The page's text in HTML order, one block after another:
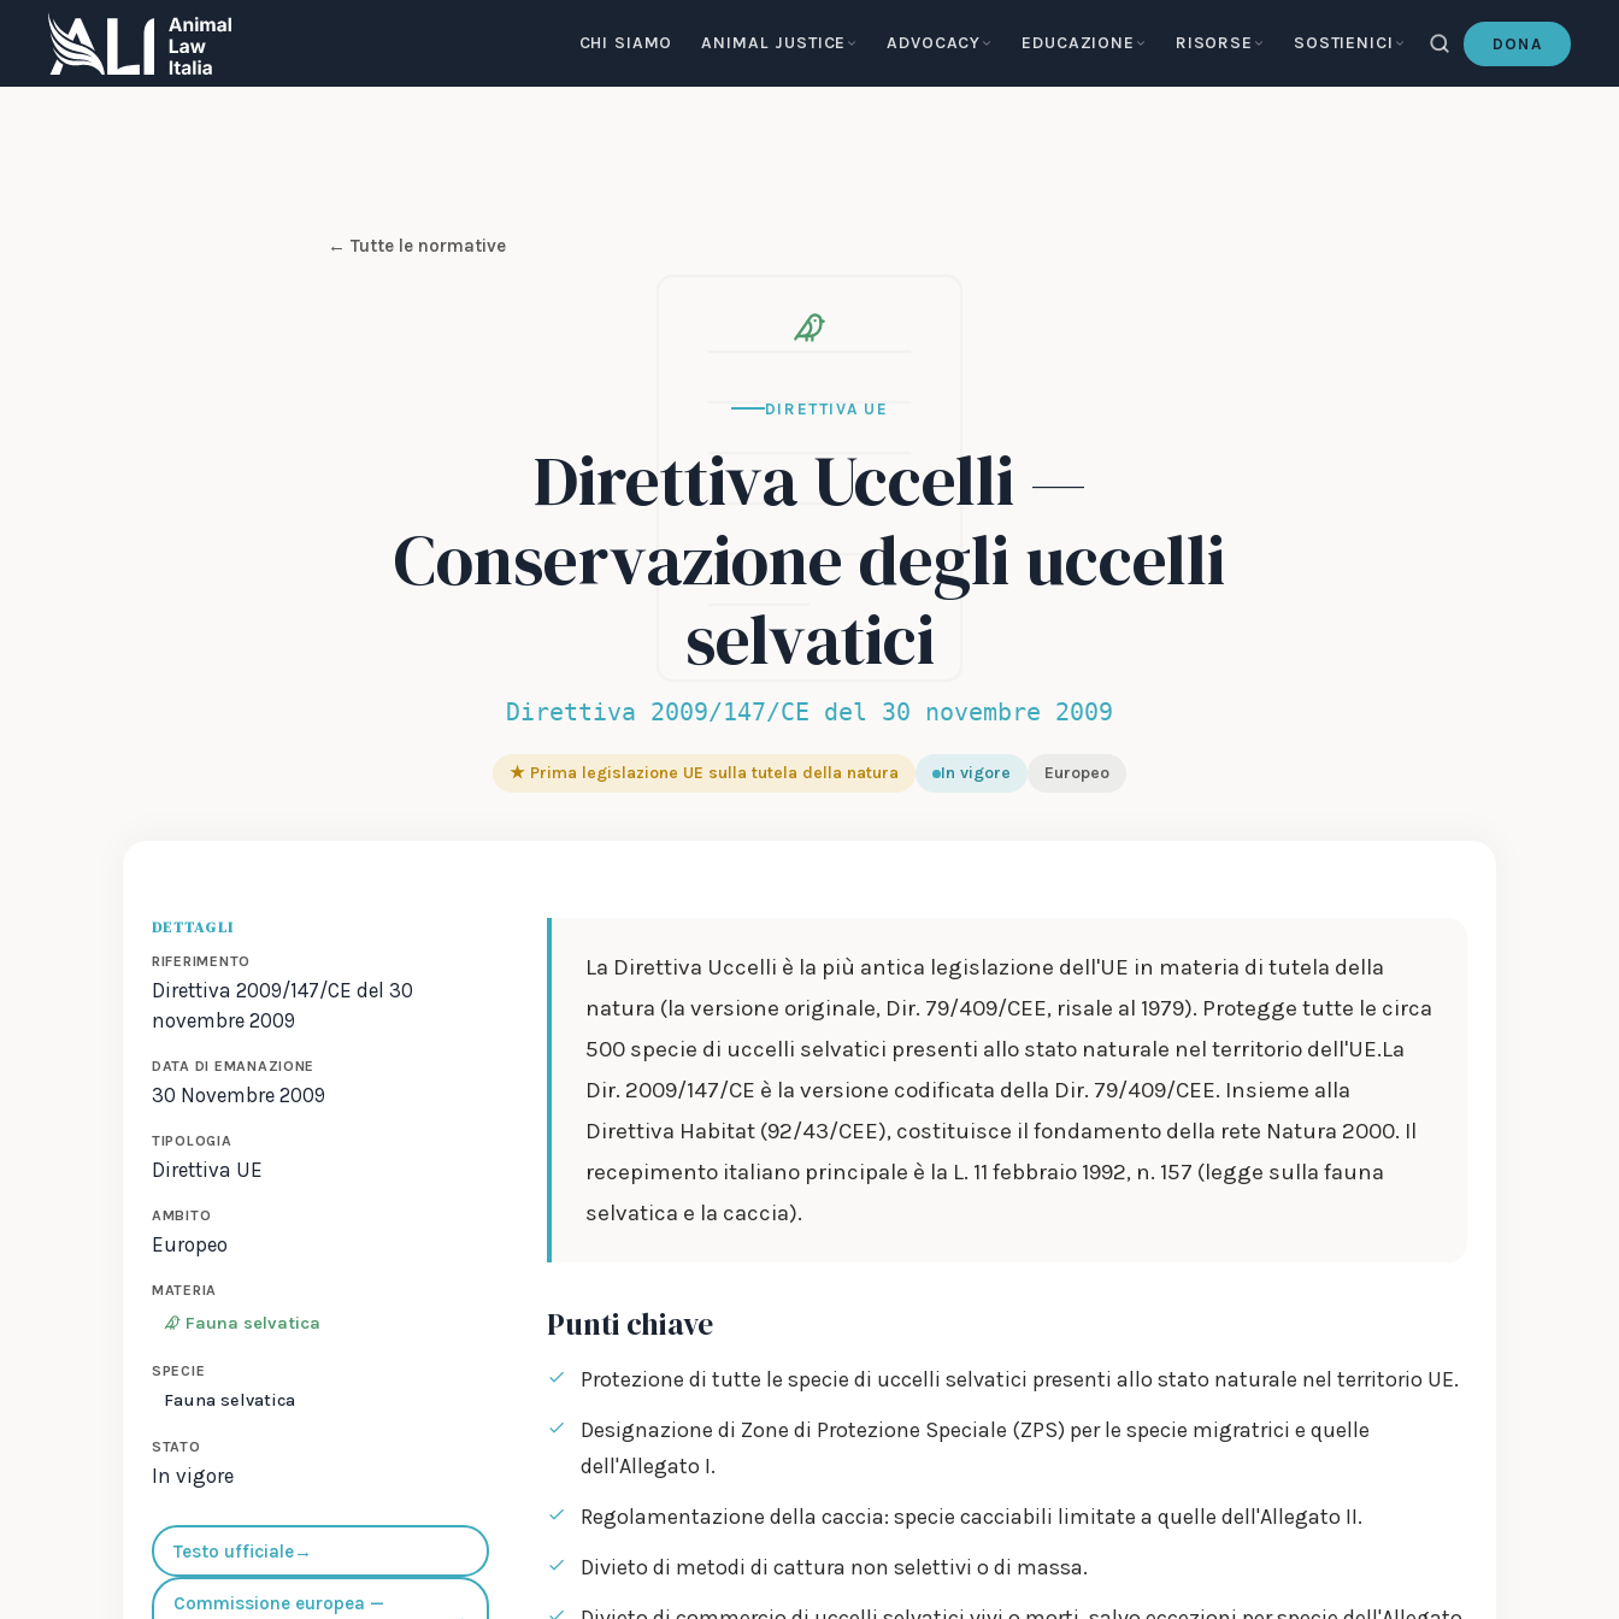
CHI SIAMO ANIMAL JUSTICE ADVOCACY EDUCAZIONE RISORSE SOSTIENICI DONA
← Tutte le normative
DIRETTIVA UE
Direttiva Uccelli —
Conservazione degli uccelli
selvatici
Direttiva 2009/147/CE del 30 novembre 2009
★ Prima legislazione UE sulla tutela della natura In vigore Europeo
DETTAGLI
RIFERIMENTO
Direttiva 2009/147/CE del 30
novembre 2009
DATA DI EMANAZIONE
30 Novembre 2009
TIPOLOGIA
Direttiva UE
AMBITO
Europeo
MATERIA
Fauna selvatica
SPECIE
Fauna selvatica
STATO
In vigore
Testo ufficiale→
Commissione europea —
La Direttiva Uccelli è la più antica legislazione dell'UE in materia di tutela della
natura (la versione originale, Dir. 79/409/CEE, risale al 1979). Protegge tutte le circa
500 specie di uccelli selvatici presenti allo stato naturale nel territorio dell'UE.La
Dir. 2009/147/CE è la versione codificata della Dir. 79/409/CEE. Insieme alla
Direttiva Habitat (92/43/CEE), costituisce il fondamento della rete Natura 2000. Il
recepimento italiano principale è la L. 11 febbraio 1992, n. 157 (legge sulla fauna
selvatica e la caccia).
Punti chiave
Protezione di tutte le specie di uccelli selvatici presenti allo stato naturale nel territorio UE.
Designazione di Zone di Protezione Speciale (ZPS) per le specie migratrici e quelle
dell'Allegato I.
Regolamentazione della caccia: specie cacciabili limitate a quelle dell'Allegato II.
Divieto di metodi di cattura non selettivi o di massa.